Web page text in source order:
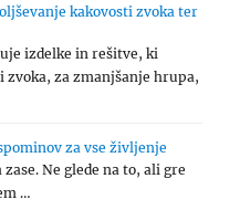
kakovosti zvoka ter
izdelke in rešitve, ki
zvoka, za zmanjšanje hrupa,
za vse življenje
zase. Ne glede na to, ali gre
…